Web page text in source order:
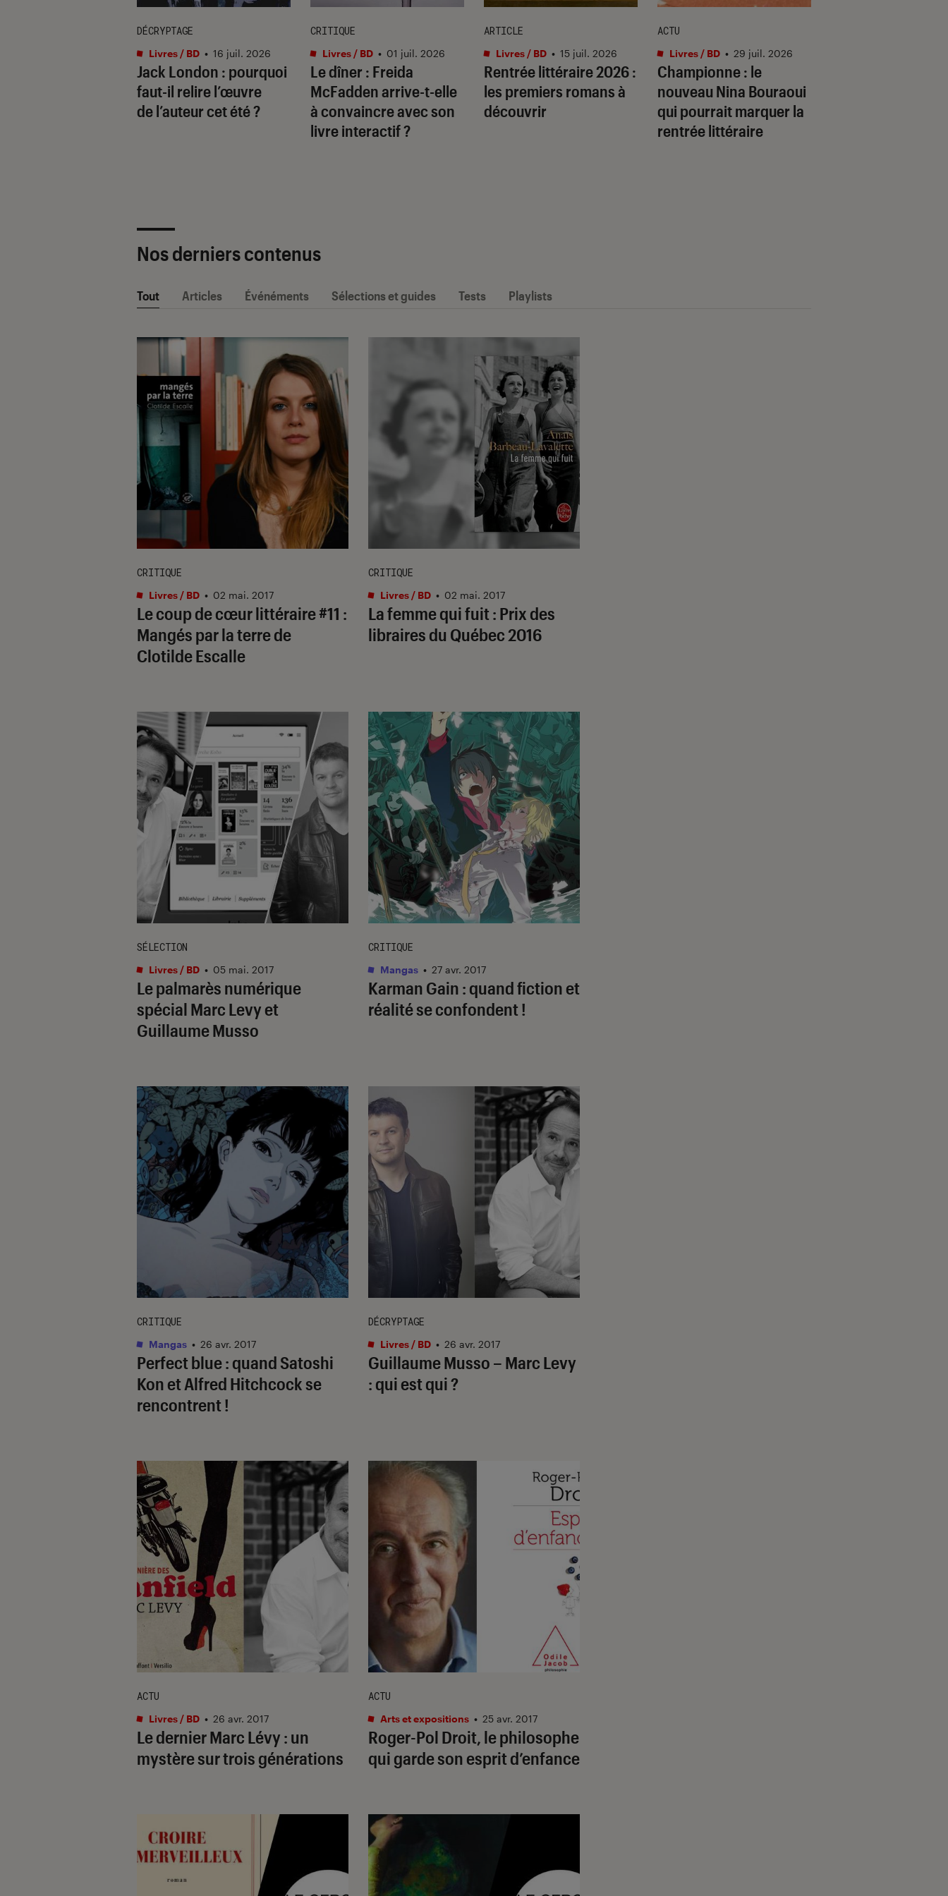
Jack London : pourquoi
faut-il relire l’œuvre
de l’auteur cet été ?
DÉCRYPTAGE
Livres / BD • 16 juil. 2026
Le dîner : Freida
McFadden arrive-t-elle
à convaincre avec son
livre interactif ?
CRITIQUE
Livres / BD • 01 juil. 2026
Rentrée littéraire 2026 :
les premiers romans à
découvrir
ARTICLE
Livres / BD • 15 juil. 2026
Championne: le
nouveau Nina Bouraoui
qui pourrait marquer la
rentrée littéraire
ACTU
Livres / BD • 29 juil. 2026
Nos derniers contenus
Tout Articles Événéments Sélections et guides Tests Playlists
Le coup de cœur littéraire #11 :
Mangés par la terre de
Clotilde Escalle
CRITIQUE
Livres / BD • 02 mai. 2017
La femme qui fuit : Prix des
libraires du Québec 2016
CRITIQUE
Livres / BD • 02 mai. 2017
Le palmarès numérique
spécial Marc Levy et
Guillaume Musso
SÉLECTION
Livres / BD • 05 mai. 2017
Karman Gain : quand fiction et
réalité se confondent !
CRITIQUE
Mangas • 27 avr. 2017
Perfect blue : quand Satoshi
Kon et Alfred Hitchcock se
rencontrent !
CRITIQUE
Mangas • 26 avr. 2017
Guillaume Musso – Marc Levy
: qui est qui ?
DÉCRYPTAGE
Livres / BD • 26 avr. 2017
Le dernier Marc Lévy : un
mystère sur trois générations
ACTU
Livres / BD • 26 avr. 2017
Roger-Pol Droit, le philosophe
qui garde son esprit d’enfance
ACTU
Arts et expositions • 25 avr. 2017